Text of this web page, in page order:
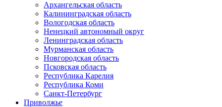
Архангельская область
Калининградская область
Вологодская область
Ненецкий автономный округ
Ленинградская область
Мурманская область
Новгородская область
Псковская область
Республика Карелия
Республика Коми
Санкт-Петербург
Приволжье